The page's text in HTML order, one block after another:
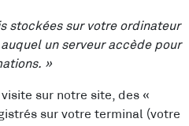
stockées sur votre ordinateur
un serveur accède pour
»
sur notre site, des «
sur votre terminal (votre